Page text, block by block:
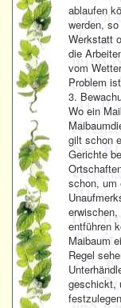
ablaufen
werden,
Werkstatt
die
vom
Problem
3.
Wo ein
gilt schon
Gerichte
schon, um
entführen
Maibaum
Regel
geschickt,